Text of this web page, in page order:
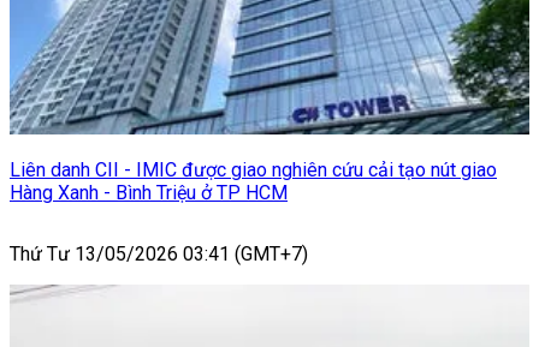
Liên danh CII - IMIC được giao nghiên cứu cải tạo nút giao
Hàng Xanh - Bình Triệu ở TP HCM
Thứ Tư 13/05/2026 03:41 (GMT+7)